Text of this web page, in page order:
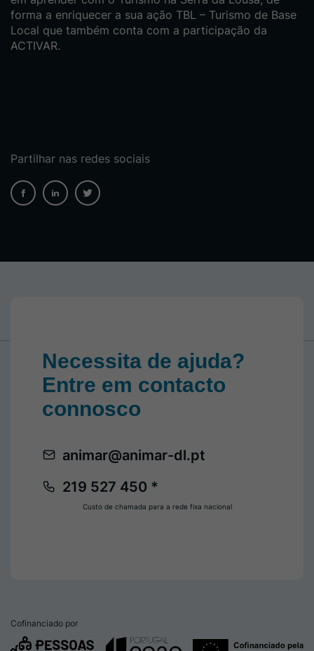
forma a enriquecer a sua ação TBL – Turismo de Base
Local que também conta com a participação da
ACTIVAR.
Partilhar nas redes sociais
Necessita de ajuda?
Entre em contacto
connosco
219 527 450 *
animar@animar-dl.pt
Custo de chamada para a rede fixa nacional
Cofinanciado por